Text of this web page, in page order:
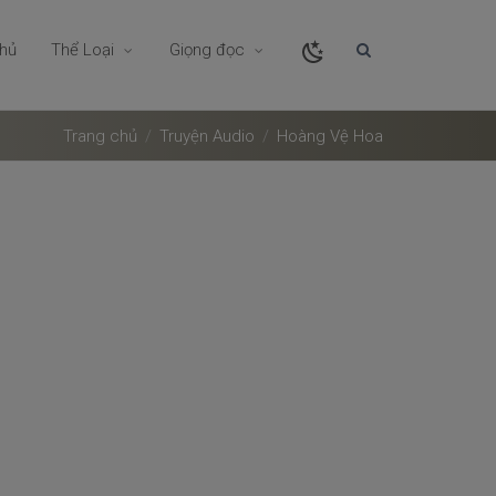
Thể Loại Giọng đọc
Trang chủ Truyện Audio Hoàng Vệ Hoa